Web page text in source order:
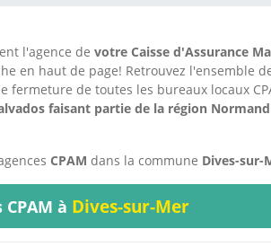
l'agence de votre Caisse d'Assurance
en haut de page! Retrouvez l'ensemble
fermeture de toutes les bureaux locaux
faisant partie de la région
CPAM dans la commune Dives-sur-
CPAM à Dives-sur-Mer